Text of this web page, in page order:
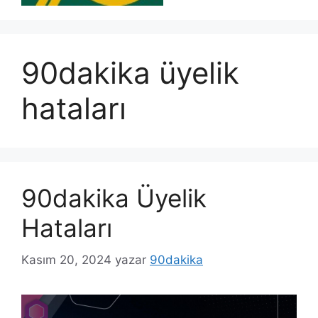
90dakika üyelik
hataları
90dakika Üyelik
Hataları
Kasım 20, 2024 yazar 90dakika